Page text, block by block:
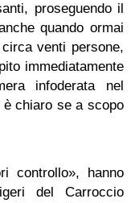
proseguendo il
quando ormai
venti persone,
immediatamente
infoderata nel
chiaro se a scopo
controllo», hanno
del Carroccio